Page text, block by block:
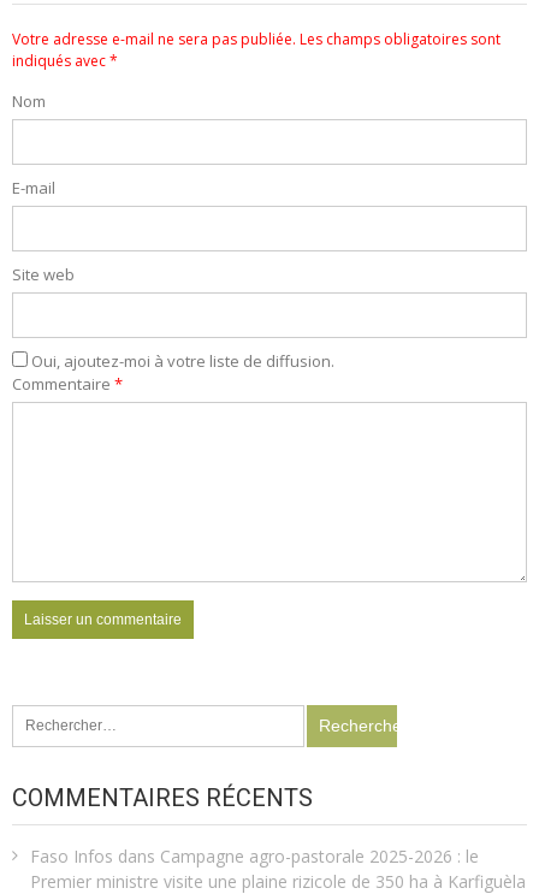
Votre adresse e-mail ne sera pas publiée. Les champs obligatoires sont
indiqués avec*
Nom
E-mail
Site web
Oui, ajoutez-moi à votre liste de diffusion.
Commentaire *
Rechercher :
COMMENTAIRES RÉCENTS
Faso Infos dans Campagne agro-pastorale 2025-2026 : le
Premier ministre visite une plaine rizicole de 350 ha à Karfiguèla